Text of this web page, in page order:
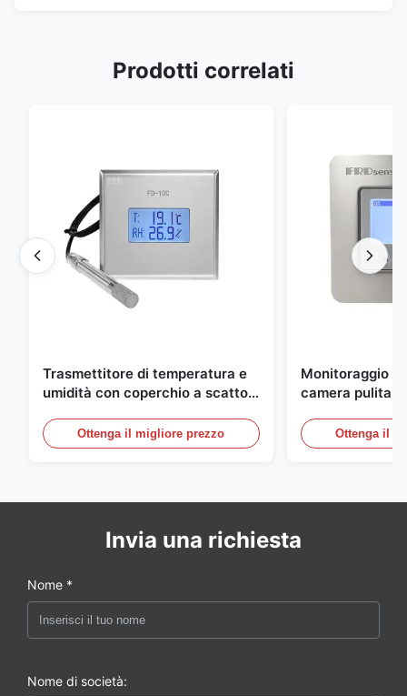
Prodotti correlati
Trasmettitore di temperatura e
umidità con coperchio a scatto
acciaio inossidabile 316L
Ottenga il migliore prezzo
Monitoraggio
camera pulita
inossidabile
medico/fumo
Ottenga il
Invia una richiesta
Nome *
Nome di società: